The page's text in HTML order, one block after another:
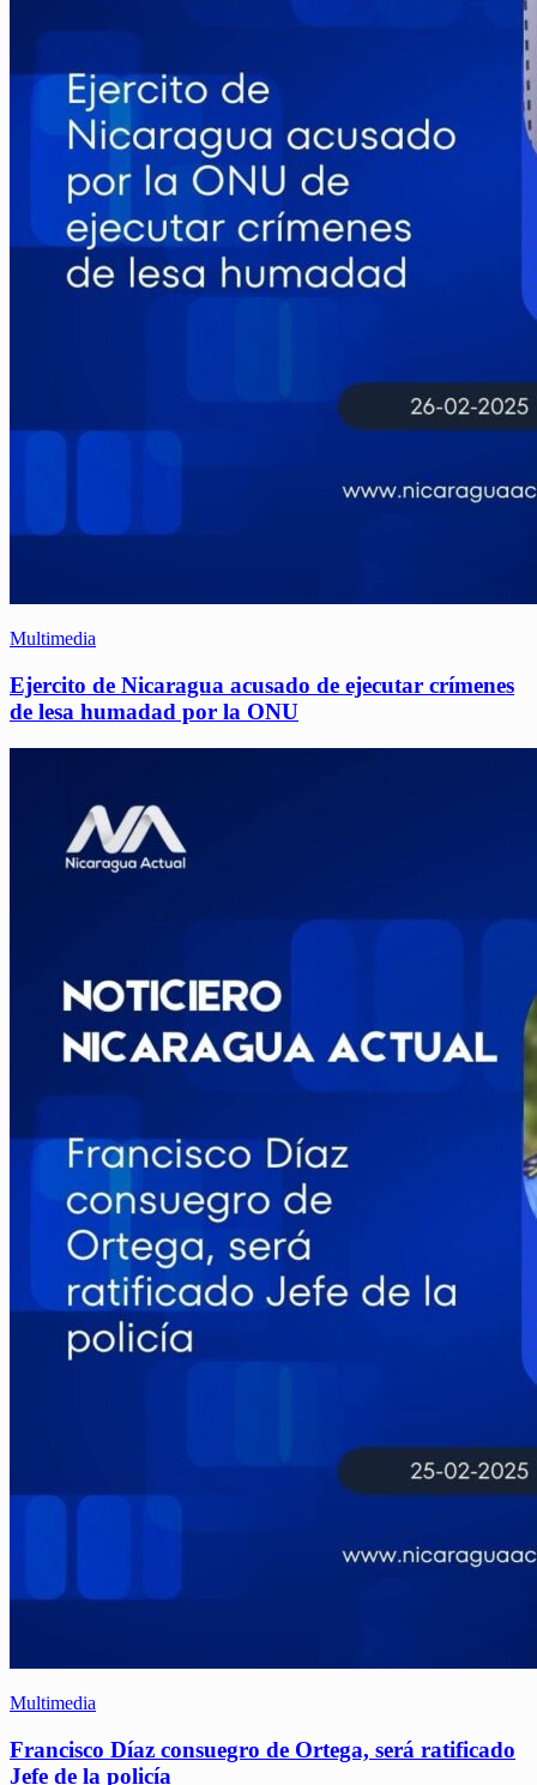
Multimedia
Ejercito de Nicaragua acusado de ejecutar crímenes
de lesa humadad por la ONU
Multimedia
Francisco Díaz consuegro de Ortega, será ratificado
Jefe de la policía